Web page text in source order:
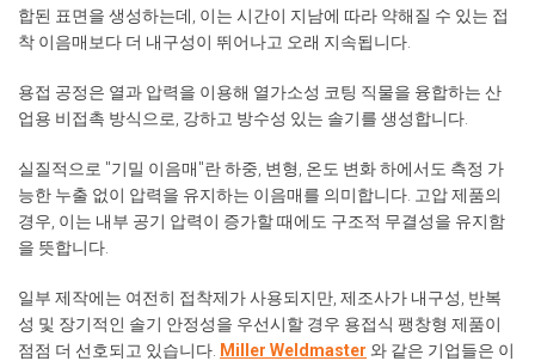
합된 표면을 생성하는데, 이는 시간이 지남에 따라 약해질 수 있는 접
착 이음매보다 더 내구성이 뛰어나고 오래 지속됩니다.
용접 공정은 열과 압력을 이용해 열가소성 코팅 직물을 융합하는 산
업용 비접촉 방식으로, 강하고 방수성 있는 솔기를 생성합니다.
실질적으로 "기밀 이음매"란 하중, 변형, 온도 변화 하에서도 측정 가
능한 누출 없이 압력을 유지하는 이음매를 의미합니다. 고압 제품의
경우, 이는 내부 공기 압력이 증가할 때에도 구조적 무결성을 유지함
을 뜻합니다.
일부 제작에는 여전히 접착제가 사용되지만, 제조사가 내구성, 반복
성 및 장기적인 솔기 안정성을 우선시할 경우 용접식 팽창형 제품이
점점 더 선호되고 있습니다. Miller Weldmaster 와 같은 기업들은 이